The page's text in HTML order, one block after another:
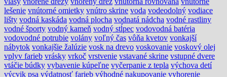
lešenie vnútorné omietky vnútro skrine voda vodeodolný vodiace
lišty vodná kaskáda vodná plocha vodnatá nádcha vodné rastliny
vodné športy vodný kameň vodný stĺpec vodovodná batéria
vodovodné potrubie volány voľný čas vôňa kvetov vonkajší
nábytok vonkajšie žalúzie vosk na drevo voskovanie voskový olej
vplyv farieb vrásky vrkoč vrstvenie vstavané skrine vstupné dvere
vtáčie búdky vybavenie kúpeľne vyčerpanie z tepla výchova detí
výcvik psa výdatnosť farieb výhodné nakupovanie vyhorenie